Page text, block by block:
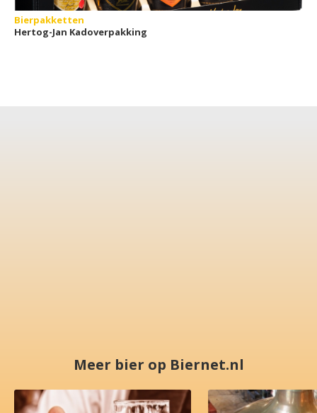
Bierpakketten
Hertog-Jan Kadoverpakking
Meer bier op Biernet.nl